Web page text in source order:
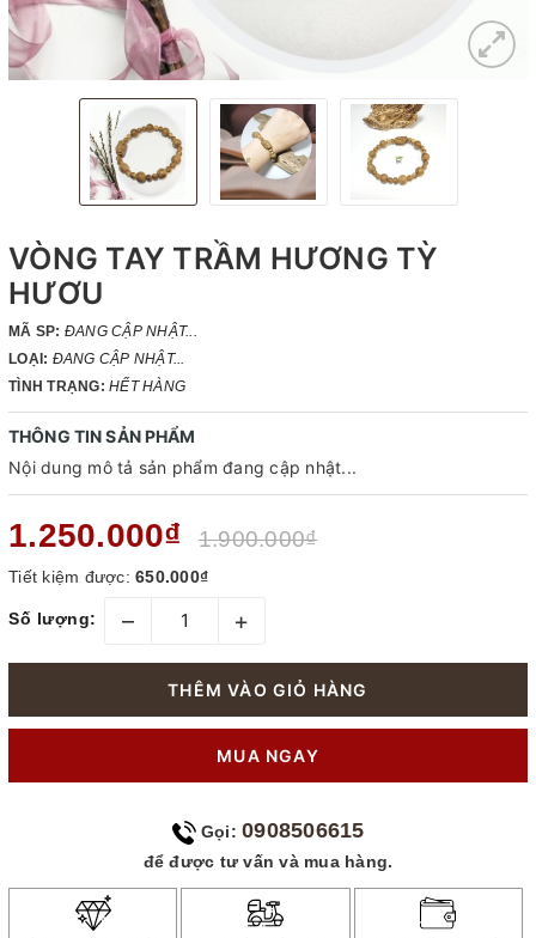
VÒNG TAY TRẦM HƯƠNG TỲ
HƯƠU
MÃ SP: ĐANG CẬP NHẬT...
LOẠI: ĐANG CẬP NHẬT...
TÌNH TRẠNG: HẾT HÀNG
THÔNG TIN SẢN PHẨM
Nội dung mô tả sản phẩm đang cập nhật...
1.250.000₫ 1.900.000₫
Tiết kiệm được: 650.000₫
Số lượng: – +
THÊM VÀO GIỎ HÀNG
MUA NGAY
Gọi: 0908506615
để được tư vấn và mua hàng.